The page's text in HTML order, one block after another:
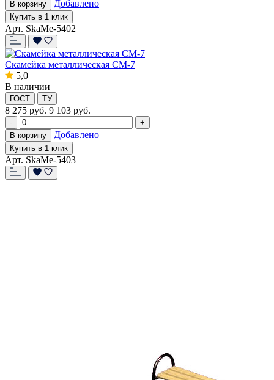
В корзину
Добавлено
Купить в 1 клик
Арт. SkaMe-5402
Скамейка металлическая СМ-7
5,0
В наличии
ГОСТ ТУ
8 275 руб. 9 103 руб.
-
+
В корзину
Добавлено
Купить в 1 клик
Арт. SkaMe-5403